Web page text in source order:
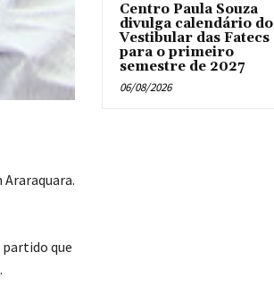
que
Centro Paula Souza
divulga calendário do
Vestibular das Fatecs
para o primeiro
semestre de 2027
06/08/2026